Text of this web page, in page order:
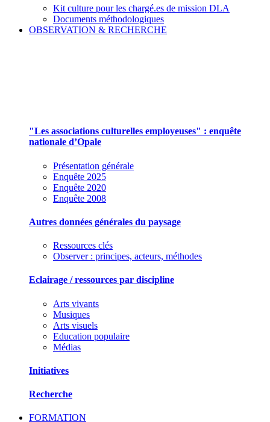
Kit culture pour les chargé.es de mission DLA
Documents méthodologiques
OBSERVATION & RECHERCHE
"Les associations culturelles employeuses" : enquête
nationale d’Opale
Présentation générale
Enquête 2025
Enquête 2020
Enquête 2008
Autres données générales du paysage
Ressources clés
Observer : principes, acteurs, méthodes
Eclairage / ressources par discipline
Arts vivants
Musiques
Arts visuels
Education populaire
Médias
Initiatives
Recherche
FORMATION